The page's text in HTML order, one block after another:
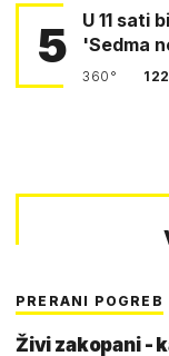
5
U 11 sati bili su pred
'Sedma
360°
PRERANI POGREB
Živi zakopani -